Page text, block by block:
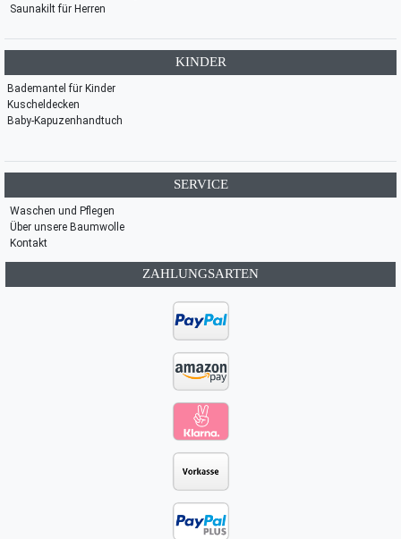
Saunakilt für Herren
KINDER
Bademantel für Kinder
Kuscheldecken
Baby-Kapuzenhandtuch
SERVICE
Waschen und Pflegen
Über unsere Baumwolle
Kontakt
ZAHLUNGSARTEN